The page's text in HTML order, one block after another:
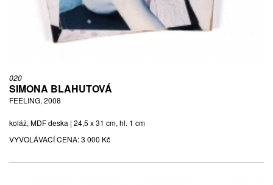
020
SIMONA BLAHUTOVÁ
FEELING, 2008
koláž, MDF deska | 24,5 x 31 cm, hl. 1 cm
VYVOLÁVACÍ CENA:3 000 Kč